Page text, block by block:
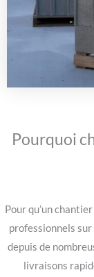
Pourquoi
Pour qu’un
professionnels
depuis de
livraisons